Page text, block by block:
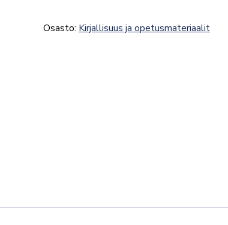
ja
Osasto: Kirjallisuus ja opetusmateriaalit